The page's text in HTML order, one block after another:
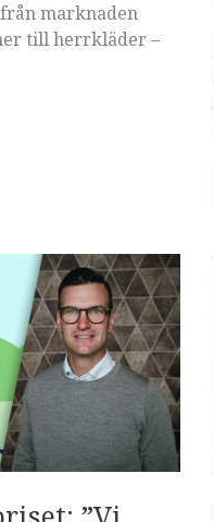
marknaden
till herrkläder –